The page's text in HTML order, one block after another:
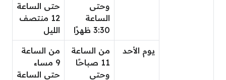
وحتى
الساعة
3:30 ظهرًا
حتى الساعة
12 منتصف
الليل
يوم الأحد
من الساعة
11 صباحًا
وحتى
من الساعة
9 مساء
حتى الساعة